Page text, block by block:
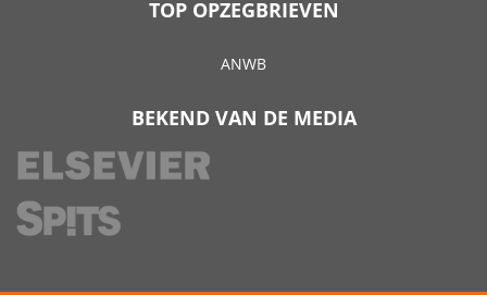
TOP OPZEGBRIEVEN
ANWB
BEKEND VAN DE MEDIA